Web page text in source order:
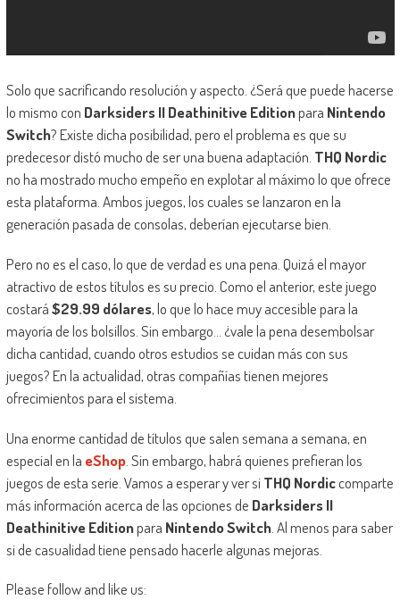
Solo que sacrificando resolución y aspecto. ¿Será que puede hacerse
lo mismo con Darksiders II Deathinitive Editionpara Nintendo
Switch? Existe dicha posibilidad, pero el problema es que su
predecesor distó mucho de ser una buena adaptación. THQ Nordic
no ha mostrado mucho empeño en explotar al máximo lo que ofrece
esta plataforma. Ambos juegos, los cuales se lanzaron en la
generación pasada de consolas, deberían ejecutarse bien.
Pero no es el caso, lo que de verdad es una pena. Quizá el mayor
atractivo de estos títulos es su precio. Como el anterior, este juego
costará$29.99 dólares, lo que lo hace muy accesible para la
mayoría de los bolsillos. Sin embargo… ¿vale la pena desembolsar
dicha cantidad, cuando otros estudios se cuidan más con sus
juegos? En la actualidad, otras compañías tienen mejores
ofrecimientos para el sistema.
Una enorme cantidad de títulos que salen semana a semana, en
especial en la eShop. Sin embargo, habrá quienes prefieran los
juegos de esta serie. Vamos a esperar y ver siTHQ Nordiccomparte
más información acerca de las opciones de Darksiders II
Deathinitive Editionpara Nintendo Switch. Al menos para saber
si de casualidad tiene pensado hacerle algunas mejoras.
Please follow and like us: